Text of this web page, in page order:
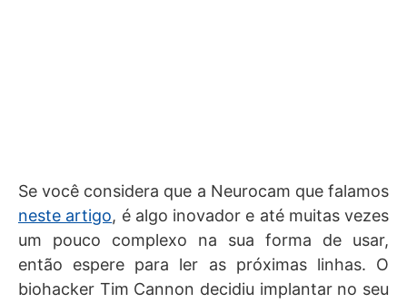
Se você considera que a Neurocam que falamos
neste artigo, é algo inovador e até muitas vezes
um pouco complexo na sua forma de usar,
então espere para ler as próximas linhas. O
biohacker Tim Cannon decidiu implantar no seu